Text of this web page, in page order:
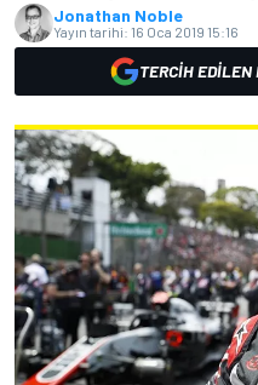
Jonathan Noble
Yayın tarihi: 16 Oca 2019 15:16
TERCIH